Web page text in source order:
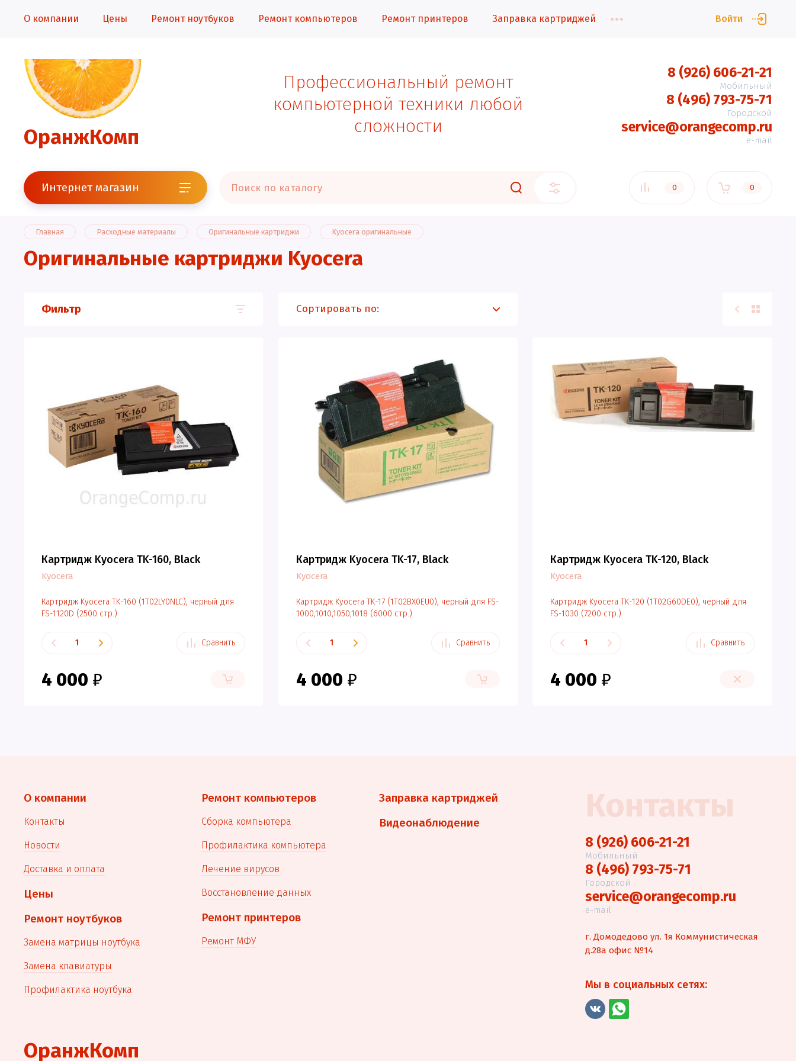
О компании Цены Ремонт ноутбуков Ремонт компьютеров Ремонт принтеров Заправка картриджей Войти
ОранжКомп
Профессиональный ремонт
компьютерной техники любой
сложности
8 (926) 606-21-21
Мобильный
8 (496) 793-75-71
Городской
service@orangecomp.ru
e-mail
Интернет магазин 0 0
Главная Расходные материалы Оригинальные картриджи Kyocera оригинальные
Оригинальные картриджи Kyocera
Фильтр Сортировать по:
Картридж Kyocera TK-160, Black
Kyocera
Картридж Kyocera TK-160 (1T02LY0NLC), черный для
FS-1120D (2500 стр.)
Сравнить
4 000 ₽
Картридж Kyocera TK-17, Black
Kyocera
Картридж Kyocera TK-17 (1T02BX0EU0), черный для FS-
1000,1010,1050,1018 (6000 стр.)
Сравнить
4 000 ₽
Картридж Kyocera TK-120, Black
Kyocera
Картридж Kyocera TK-120 (1T02G60DE0), черный для
FS-1030 (7200 стр.)
Сравнить
4 000 ₽
О компании
Контакты
Новости
Доставка и оплата
Цены
Ремонт ноутбуков
Замена матрицы ноутбука
Замена клавиатуры
Профилактика ноутбука
Ремонт компьютеров
Сборка компьютера
Профилактика компьютера
Лечение вирусов
Восстановление данных
Ремонт принтеров
Ремонт МФУ
Заправка картриджей
Видеонаблюдение
ОранжКомп
Контакты
8 (926) 606-21-21
Мобильный
8 (496) 793-75-71
Городской
service@orangecomp.ru
e-mail
г. Домодедово ул. 1я Коммунистическая
д.28а офис №14
Мы в социальных сетях: